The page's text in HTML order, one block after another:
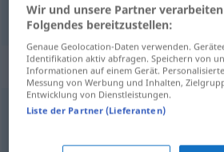
подплашен scheuPferd
Synonyme für
Wir und unsere Partner
Folgendes bereitzustellen:
Genaue Geolocation-Daten verwenden.
Identifikation aktiv abfragen. Speichern von
Informationen auf einem Gerät.
Messung von Werbung und Inhalten,
Entwicklung von Dienstleistungen.
Liste der Partner (Lieferanten)